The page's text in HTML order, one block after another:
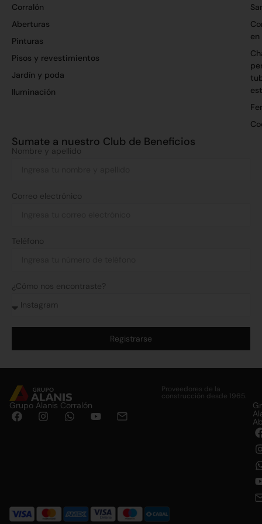
Corralón
Aberturas
Pinturas
Pisos y revestimientos
Jardín y poda
Iluminación
en
Sumate a nuestro Club de Beneficios
Nombre y apellido
Correo electrónico
Teléfono
¿Cómo nos encontraste?
Registrarse
Proveedores de la
construcción desde 1965.
Grupo Alanis Corralón